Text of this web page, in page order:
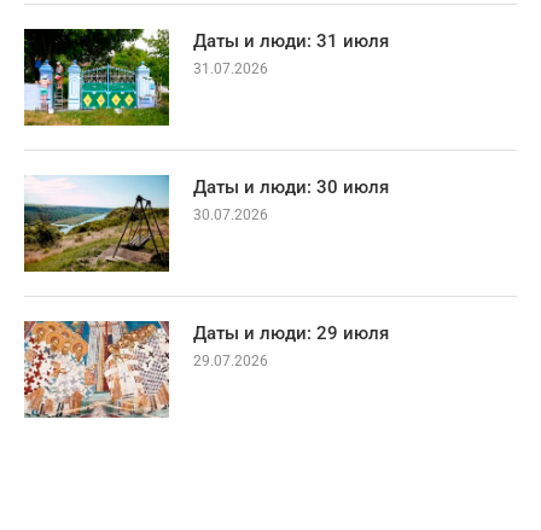
Даты и люди: 31 июля
31.07.2026
Даты и люди: 30 июля
30.07.2026
Даты и люди: 29 июля
29.07.2026